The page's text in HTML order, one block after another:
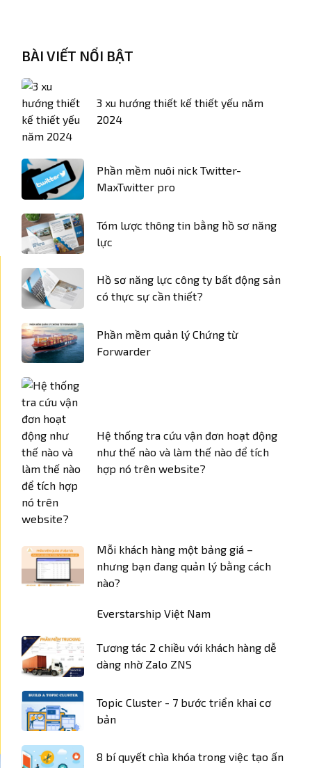
BÀI VIẾT NỔI BẬT
3 xu hướng thiết kế thiết yếu năm
2024
Phần mềm nuôi nick Twitter-
MaxTwitter pro
Tóm lược thông tin bằng hồ sơ năng
lực
Hồ sơ năng lực công ty bất động sản
có thực sự cần thiết?
Phần mềm quản lý Chứng từ
Forwarder
Hệ thống tra cứu vận đơn hoạt động
như thế nào và làm thế nào để tích
hợp nó trên website?
Mỗi khách hàng một bảng giá –
nhưng bạn đang quản lý bằng cách
nào?
Everstarship Việt Nam
Tương tác 2 chiều với khách hàng dễ
dàng nhờ Zalo ZNS
Topic Cluster - 7 bước triển khai cơ
bản
8 bí quyết chìa khóa trong việc tạo ấn